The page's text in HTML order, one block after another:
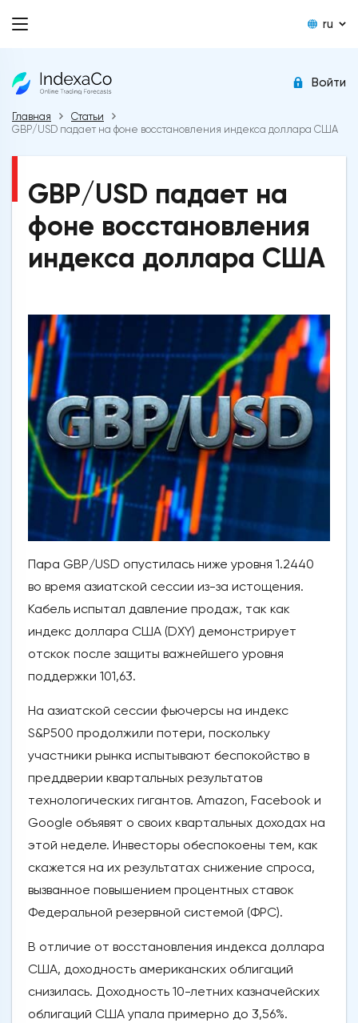
ru
Войти
Главная
Статьи
GBP/USD падает на фоне восстановления индекса доллара США
GBP/USD падает на
фоне восстановления
индекса доллара США
Пара GBP/USD опустилась ниже уровня 1.2440
во время азиатской сессии из-за истощения.
Кабель испытал давление продаж, так как
индекс доллара США (DXY) демонстрирует
отскок после защиты важнейшего уровня
поддержки 101,63.
На азиатской сессии фьючерсы на индекс
S&P500 продолжили потери, поскольку
участники рынка испытывают беспокойство в
преддверии квартальных результатов
технологических гигантов. Amazon, Facebook и
Google объявят о своих квартальных доходах на
этой неделе. Инвесторы обеспокоены тем, как
скажется на их результатах снижение спроса,
вызванное повышением процентных ставок
Федеральной резервной системой (ФРС).
В отличие от восстановления индекса доллара
США, доходность американских облигаций
снизилась. Доходность 10-летних казначейских
облигаций США упала примерно до 3,56%.